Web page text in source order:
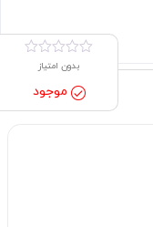
بدون امتیاز
موجود